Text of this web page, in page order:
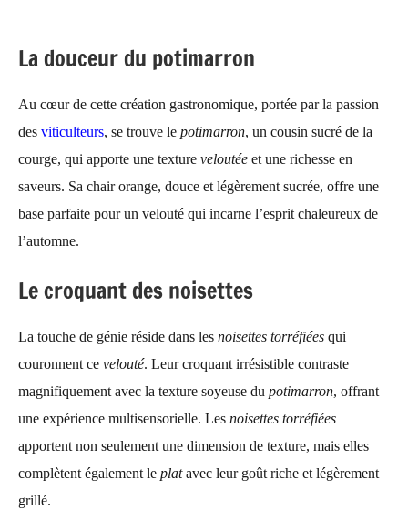
La douceur du potimarron
Au cœur de cette création gastronomique, portée par la passion
des viticulteurs, se trouve le potimarron, un cousin sucré de la
courge, qui apporte une texture veloutée et une richesse en
saveurs. Sa chair orange, douce et légèrement sucrée, offre une
base parfaite pour un velouté qui incarne l’esprit chaleureux de
l’automne.
Le croquant des noisettes
La touche de génie réside dans les noisettes torréfiées qui
couronnent ce velouté. Leur croquant irrésistible contraste
magnifiquement avec la texture soyeuse du potimarron, offrant
une expérience multisensorielle. Les noisettes torréfiées
apportent non seulement une dimension de texture, mais elles
complètent également le platavec leur goût riche et légèrement
grillé.